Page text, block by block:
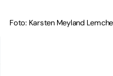
Foto: Karsten Meyland Lemche